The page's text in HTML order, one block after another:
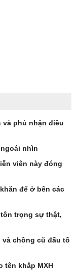
và phủ nhận điều
nhìn
viên này đóng
để ở bên các
trọng sự thật,
chồng cũ đấu tố
tên khắp MXH